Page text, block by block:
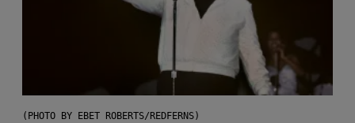
(PHOTO BY EBET ROBERTS/REDFERNS)